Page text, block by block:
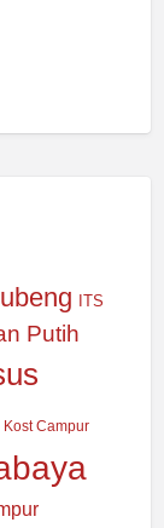
ITS
Putih
Kost Campur